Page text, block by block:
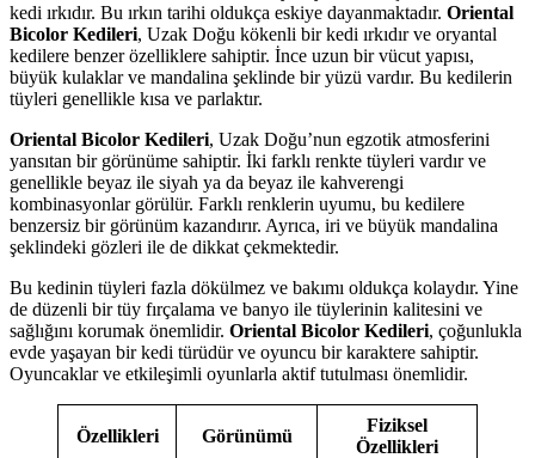
kedi ırkıdır. Bu ırkın tarihi oldukça eskiye dayanmaktadır. Oriental
Bicolor Kedileri, Uzak Doğu kökenli bir kedi ırkıdır ve oryantal
kedilere benzer özelliklere sahiptir. İnce uzun bir vücut yapısı,
büyük kulaklar ve mandalina şeklinde bir yüzü vardır. Bu kedilerin
tüyleri genellikle kısa ve parlaktır.
Oriental Bicolor Kedileri, Uzak Doğu’nun egzotik atmosferini
yansıtan bir görünüme sahiptir. İki farklı renkte tüyleri vardır ve
genellikle beyaz ile siyah ya da beyaz ile kahverengi
kombinasyonlar görülür. Farklı renklerin uyumu, bu kedilere
benzersiz bir görünüm kazandırır. Ayrıca, iri ve büyük mandalina
şeklindeki gözleri ile de dikkat çekmektedir.
Bu kedinin tüyleri fazla dökülmez ve bakımı oldukça kolaydır. Yine
de düzenli bir tüy fırçalama ve banyo ile tüylerinin kalitesini ve
sağlığını korumak önemlidir. Oriental Bicolor Kedileri, çoğunlukla
evde yaşayan bir kedi türüdür ve oyuncu bir karaktere sahiptir.
Oyuncaklar ve etkileşimli oyunlarla aktif tutulması önemlidir.
Özellikleri Görünümü
Fiziksel
Özellikleri